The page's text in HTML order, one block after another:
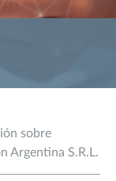
sobre
Argentina S.R.L.